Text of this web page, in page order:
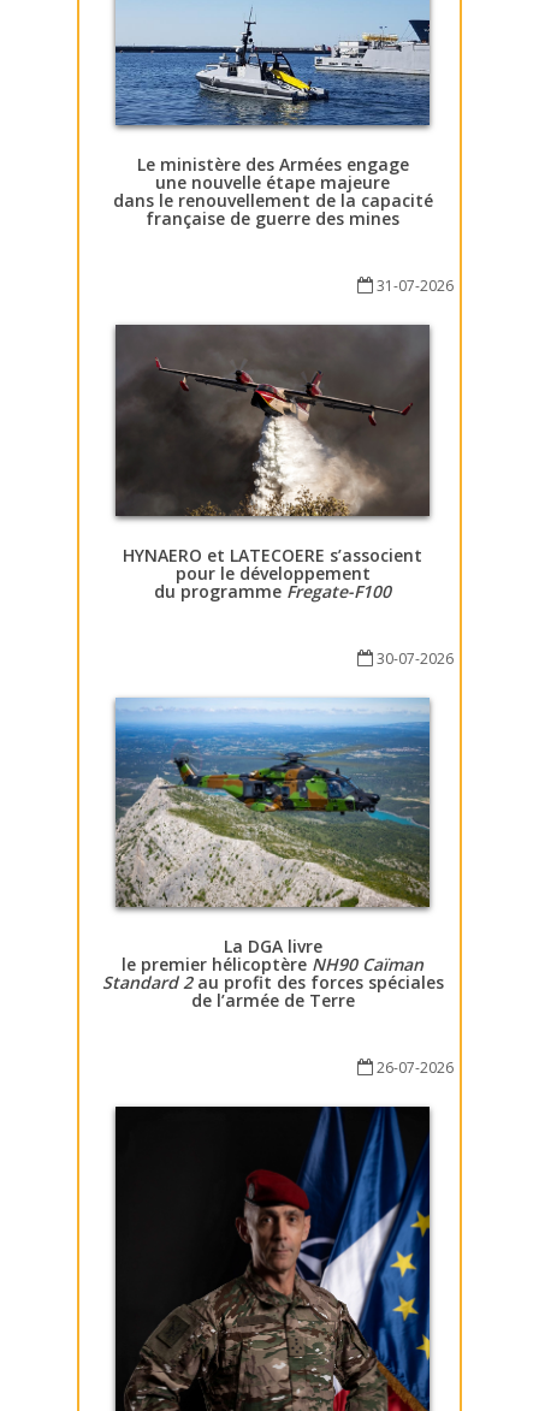
Le ministère des Armées engage
une nouvelle étape majeure
dans le renouvellement de la capacité
française de guerre des mines
31-07-2026
HYNAERO et LATECOERE s’associent
pour le développement
du programme Fregate-F100
30-07-2026
La DGA livre
le premier hélicoptère NH90 Caïman
Standard 2au profit des forces spéciales
de l’armée de Terre
26-07-2026